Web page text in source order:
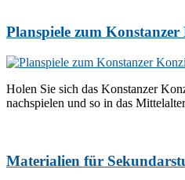
Planspiele zum
Holen Sie sich das Konstanzer
nachspielen und so in das
Materialien für